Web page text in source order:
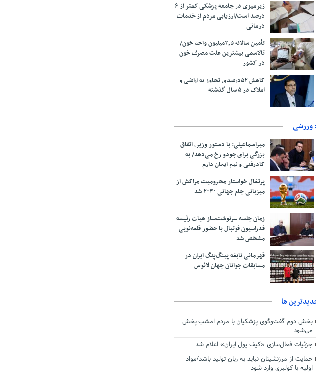
زیرمیزی در جامعه پزشکی کمتر از ۶
درصد است/ارزیابی مردم از خدمات
درمانی
تأمین سالانه ۲٫۵میلیون واحد خون/
تالاسمی بیشترین علت مصرف‌ خون
در کشور
کاهش ۵۲درصدی تجاوز به اراضی و
املاک در ۵ سال گذشته
ورزشی
میراسماعیلی: با دستور وزیر، اتفاق
بزرگی برای جودو رخ می‌دهد/ به
کادرفنی و تیم ایمان دارم
پرتغال خواستار محرومیت مراکش از
میزبانی جام جهانی ۲۰۳۰ شد
زمان جلسه سرنوشت‌ساز هیات رئیسه
فدراسیون فوتبال با حضور قلعه‌نویی
مشخص شد
قهرمانی نابغه پینگ‌پنگ ایران در
مسابقات جوانان جهان لائوس
ها
بخش دوم گفت‌وگوی پزشکیان با مردم امشب پخش
می‌شود
جزئیات فعال‌سازی «کیف پول ایران» اعلام شد
حمایت از مرزنشینان نباید به زیان تولید باشد/مواد
اولیه با کولبری وارد شود